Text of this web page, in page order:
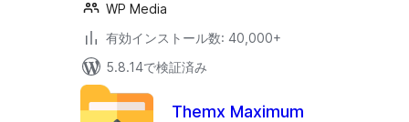
WP Media
有効インストール数: 40,000+
5.8.14で検証済み
Themx Maximum